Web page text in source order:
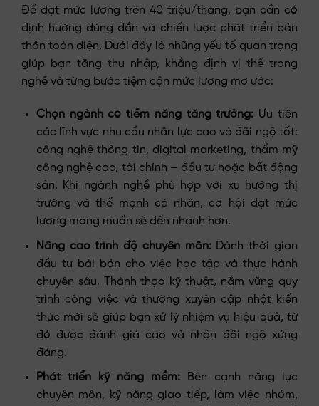
Để đạt mức lương trên 40 triệu/tháng, bạn cần có
định hướng đúng đắn và chiến lược phát triển bản
thân toàn diện. Dưới đây là những yếu tố quan trọng
giúp bạn tăng thu nhập, khẳng định vị thế trong
nghề và từng bước tiệm cận mức lương mơ ước:
Chọn ngành có tiềm năng tăng trưởng: Ưu tiên
các lĩnh vực nhu cầu nhân lực cao và đãi ngộ tốt:
công nghệ thông tin, digital marketing, thẩm mỹ
công nghệ cao, tài chính – đầu tư hoặc bất động
sản. Khi ngành nghề phù hợp với xu hướng thị
trường và thế mạnh cá nhân, cơ hội đạt mức
lương mong muốn sẽ đến nhanh hơn.
Nâng cao trình độ chuyên môn: Dành thời gian
đầu tư bài bản cho việc học tập và thực hành
chuyên sâu. Thành thạo kỹ thuật, nắm vững quy
trình công việc và thường xuyên cập nhật kiến
thức mới sẽ giúp bạn xử lý nhiệm vụ hiệu quả, từ
đó được đánh giá cao và nhận đãi ngộ xứng
đáng.
Phát triển kỹ năng mềm: Bên cạnh năng lực
chuyên môn, kỹ năng giao tiếp, làm việc nhóm,